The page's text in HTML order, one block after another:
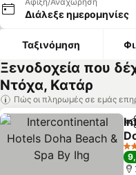
Διάλεξε ημερομηνίες
Ταξινόμηση
Ξενοδοχεία που
Ντόχα, Κατάρ
Πώς οι πληρωμές σε εμάς
5